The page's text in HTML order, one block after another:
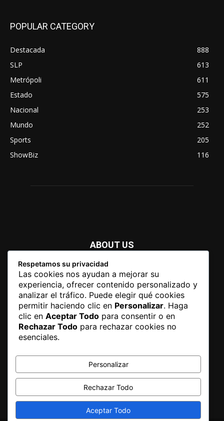
POPULAR CATEGORY
Destacada
888
SLP
613
Metrópoli
611
Estado
575
Nacional
253
Mundo
252
Sports
205
ShowBiz
116
ABOUT US
Newspaper is your news, entertainment, music fashion
website. We provide you with the latest breaking news and
videos straight from the entertainment industry.
Contact us:contact@yoursite.com
Respetamos su privacidad
Las cookies nos ayudan a mejorar su
experiencia, ofrecer contenido personalizado y
analizar el tráfico. Puede elegir qué cookies
permitir haciendo clic en Personalizar. Haga
clic en Aceptar Todo para consentir o en
Rechazar Todo para rechazar cookies no
esenciales.
Personalizar
Rechazar Todo
Aceptar Todo